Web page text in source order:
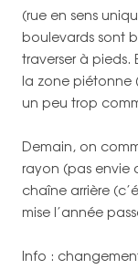
(rue en sens
boulevards sont
traverser à pieds.
la zone piétonne
un peu trop
Demain, on
rayon (pas envie
chaîne arrière
mise l’année
Info :